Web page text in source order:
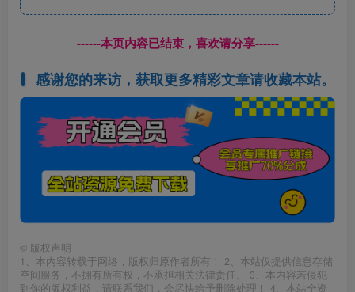
------本页内容已结束，喜欢请分享------
感谢您的来访，获取更多精彩文章请收藏本站。
© 版权声明
1、本内容转载于网络，版权归原作者所有！ 2、本站仅提供信息存储
空间服务，不拥有所有权，不承担相关法律责任。 3、本内容若侵犯
到你的版权利益，请联系我们，会尽快给予删除处理！ 4、本站全资